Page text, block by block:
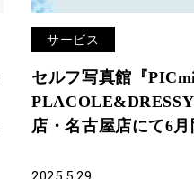
サービス
セルフ写真館『
店・名古屋店にて6